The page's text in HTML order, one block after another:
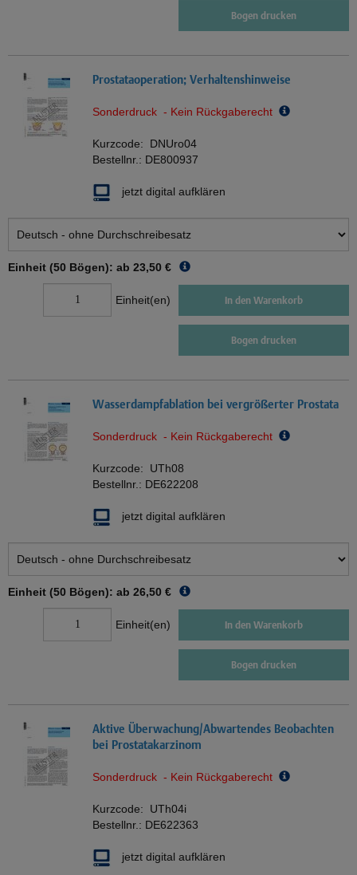
Bogen drucken
Prostataoperation; Verhaltenshinweise
Sonderdruck - Kein Rückgaberecht
Kurzcode: DNUro04
Bestellnr.: DE800937
jetzt digital aufklären
Einheit (50 Bögen): ab 23,50 €
Einheit(en) In den Warenkorb
Bogen drucken
Wasserdampfablation bei vergrößerter Prostata
Sonderdruck - Kein Rückgaberecht
Kurzcode: UTh08
Bestellnr.: DE622208
jetzt digital aufklären
Einheit (50 Bögen): ab 26,50 €
Einheit(en) In den Warenkorb
Bogen drucken
Aktive Überwachung/Abwartendes Beobachten
bei Prostatakarzinom
Sonderdruck - Kein Rückgaberecht
Kurzcode: UTh04i
Bestellnr.: DE622363
jetzt digital aufklären